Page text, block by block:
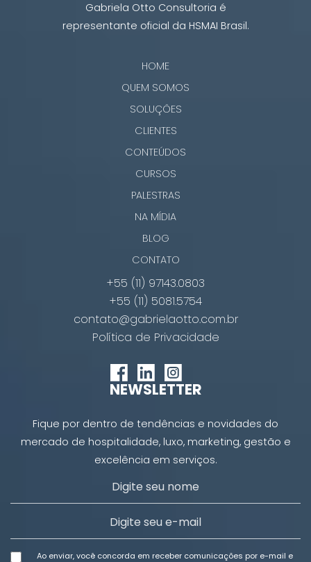
Gabriela Otto Consultoria é
representante oficial da HSMAI Brasil.
HOME
QUEM SOMOS
SOLUÇÕES
CLIENTES
CONTEÚDOS
CURSOS
PALESTRAS
NA MÍDIA
BLOG
CONTATO
+55 (11) 97143.0803
+55 (11) 5081.5754
contato@gabrielaotto.com.br
Política de Privacidade
NEWSLETTER
Fique por dentro de tendências e novidades do
mercado de hospitalidade, luxo, marketing, gestão e
excelência em serviços.
Ao enviar, você concorda em receber comunicações por e-mail e